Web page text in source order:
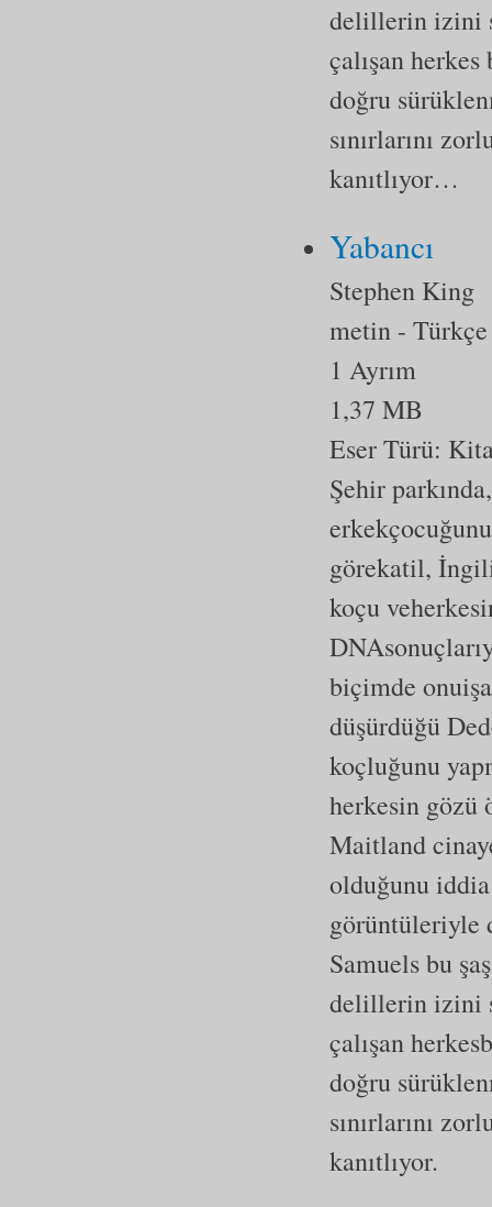
delillerin izini
çalışan
doğru
sınırlarını
kanıtlıyor…
Yabancı
Stephen King
metin - Türkçe
1 Ayrım
1,37 MB
Eser Türü:
Şehir
görekatil,
koçu
biçimde
düşürdüğü
koçluğunu
herkesin gözü
Maitland
olduğunu
görüntüleriyle
Samuels bu
delillerin izini
çalışan
doğru
sınırlarını
kanıtlıyor.